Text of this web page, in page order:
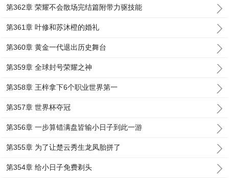
第362章 荣耀不会散场完结篇附带力驱技能
第361章 叶修和苏沐橙的婚礼
第360章 黄金一代退出历史舞台
第359章 全球封号荣耀之神
第358章 王梓拿下6个职业世界第一
第357章 世界杯夺冠
第356章 一步算错满盘皆输小日子到此一游
第355章 为了让楚云秀生龙凤胎拼了
第354章 给小日子免费剃头